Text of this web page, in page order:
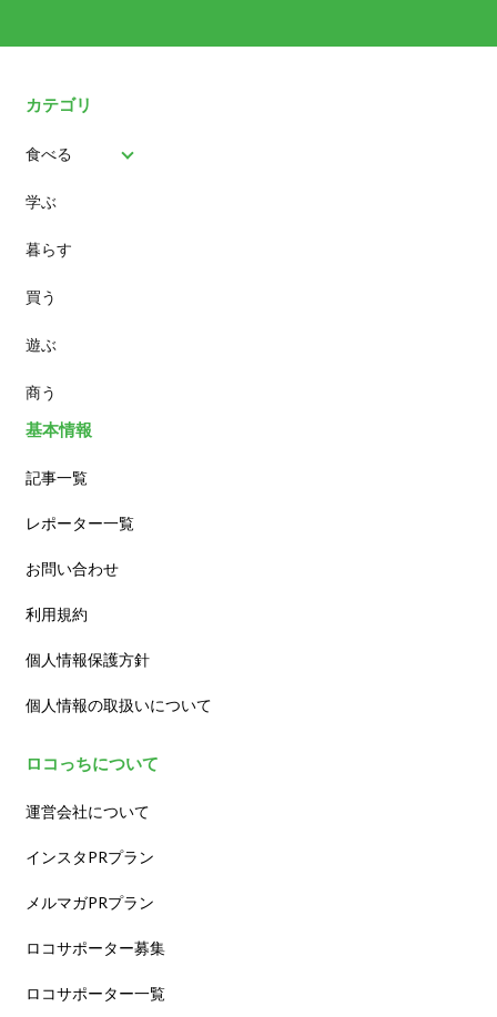
カテゴリ
食べる
パン
スイーツ
ランチ
カフェ
学ぶ
暮らす
買う
遊ぶ
商う
基本情報
記事一覧
レポーター一覧
お問い合わせ
利用規約
個人情報保護方針
個人情報の取扱いについて
ロコっちについて
運営会社について
インスタPRプラン
メルマガPRプラン
ロコサポーター募集
ロコサポーター一覧